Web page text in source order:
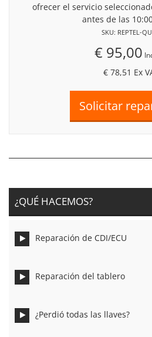
ofrecer el servicio
antes de las
SKU: REPTEL-
€ 95,00
€ 78,51 Ex
¿QUÉ HACEMOS?
Reparación de CDI/ECU
Reparación del tablero
¿Perdió todas las llaves?